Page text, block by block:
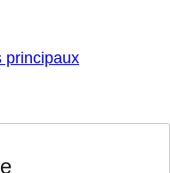
principaux